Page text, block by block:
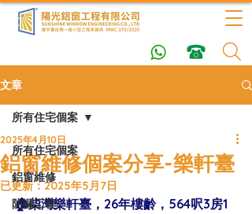
文章
所有住宅個案
鋁窗維修
防漏工程
所有住宅個案
鋁窗維修個案分享-樂軒臺
2025年4月10日
已更新：2025年5月7日
🏠柴灣樂軒臺，26年樓齡，564呎3房1